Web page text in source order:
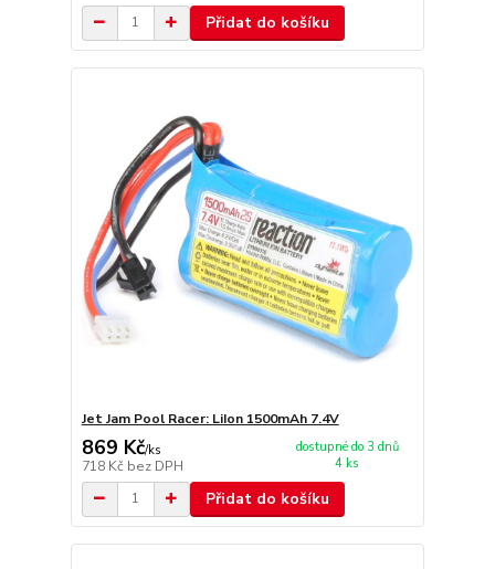
Přidat do košíku
Jet Jam Pool Racer: LiIon 1500mAh 7.4V
869 Kč/ks
718 Kč bez DPH
dostupné do 3 dnů
4 ks
Přidat do košíku